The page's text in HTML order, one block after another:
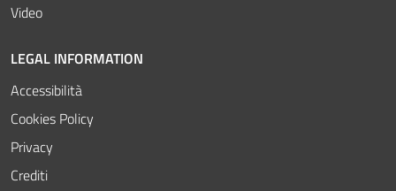
Video
LEGAL INFORMATION
Accessibilità
Cookies Policy
Privacy
Crediti